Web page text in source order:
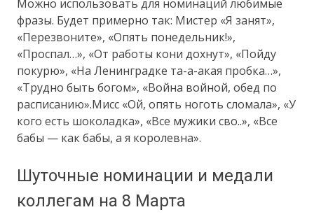
Можно использовать для номинаций любимые
фразы. Будет примерно так: Мистер «Я занят»,
«Перезвоните», «Опять понедельник!»,
«Проспал…», «От работы кони дохнут», «Пойду
покурю», «На Ленинградке та-а-акая пробка…»,
«Трудно быть богом», «Война войной, обед по
расписанию».Мисс «Ой, опять ноготь сломала», «У
кого есть шоколадка», «Все мужики сво..», «Все
бабы — как бабы, а я королевна».
Шуточные номинации и медали
коллегам на 8 Марта